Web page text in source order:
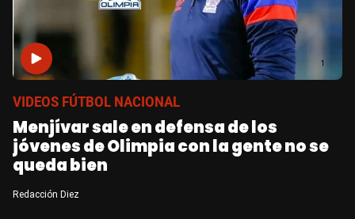
VIDEOS FÚTBOL NACIONAL
Menjívar sale en defensa de los
jóvenes de Olimpia con la gente no se
queda bien
Redacción Diez